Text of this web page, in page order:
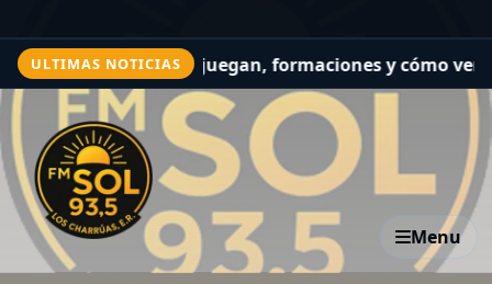
ULTIMAS NOTICIAS
a qué hora juegan, formaciones y cómo ver el partido
Menu